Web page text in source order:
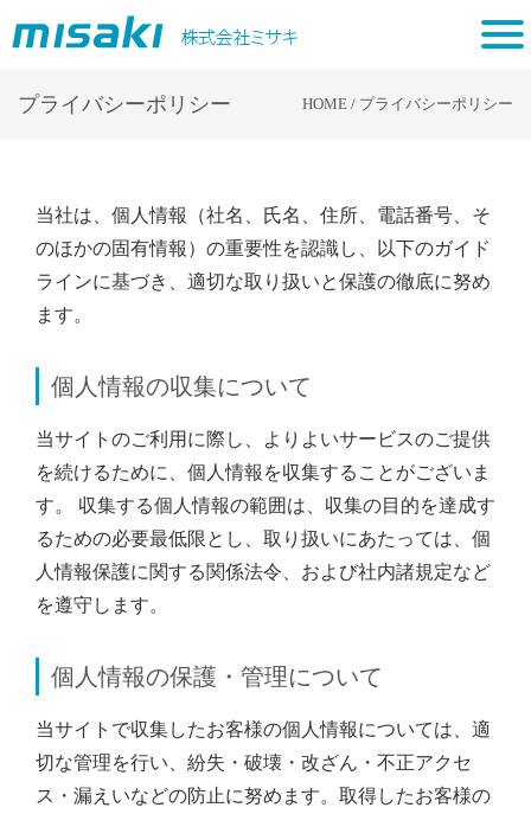
プライバシーポリシー
HOME / プライバシーポリシー
当社は、個人情報（社名、氏名、住所、電話番号、そ
のほかの固有情報）の重要性を認識し、以下のガイド
ラインに基づき、適切な取り扱いと保護の徹底に努め
ます。
個人情報の収集について
当サイトのご利用に際し、よりよいサービスのご提供
を続けるために、個人情報を収集することがございま
す。 収集する個人情報の範囲は、収集の目的を達成す
るための必要最低限とし、取り扱いにあたっては、個
人情報保護に関する関係法令、および社内諸規定など
を遵守します。
個人情報の保護・管理について
当サイトで収集したお客様の個人情報については、適
切な管理を行い、紛失・破壊・改ざん・不正アクセ
ス・漏えいなどの防止に努めます。取得したお客様の